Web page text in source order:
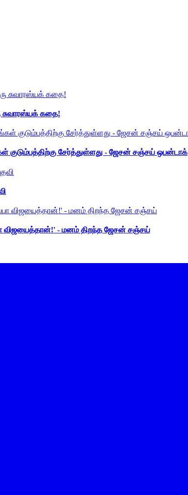
சுவாரஸ்யக் கதை!
குடும்பத்திற்கு சேர்த்துள்ளது - ஜேசன் சஞ்சய் ஒபன்டாக்
விஜயைத்தான்!' - மனம் திறந்த ஜேசன் சஞ்சய்